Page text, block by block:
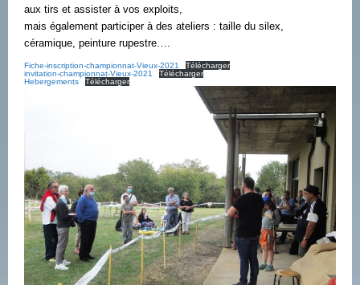
aux tirs et assister à vos exploits,
mais également participer à des ateliers : taille du silex,
céramique, peinture rupestre….
Fiche-inscription-championnat-Vieux-2021
Télécharger
invitation-championnat-Vieux-2021
Télécharger
Hebergements
Télécharger